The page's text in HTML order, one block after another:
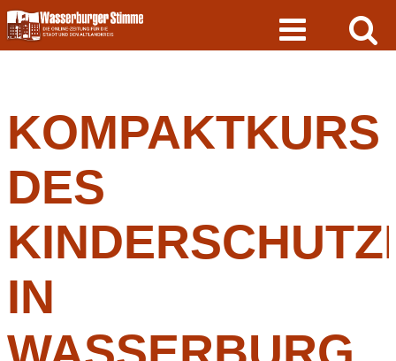
Skip
to
content
KOMPAKTKURS
DES
IN